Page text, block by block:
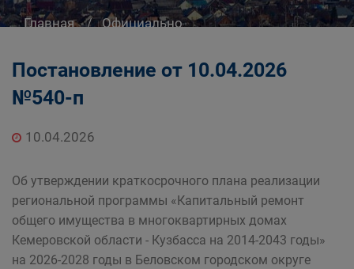
Главная
Официально
Постановление от 10.04.2026
№540-п
10.04.2026
Об утверждении краткосрочного плана реализации
региональной программы «Капитальный ремонт
общего имущества в многоквартирных домах
Кемеровской области - Кузбасса на 2014-2043 годы»
на 2026-2028 годы в Беловском городском округе